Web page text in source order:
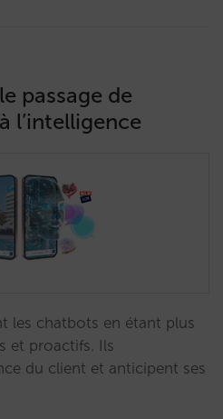
passage de
l’intelligence
les chatbots en étant plus
et proactifs. Ils
du client et anticipent ses